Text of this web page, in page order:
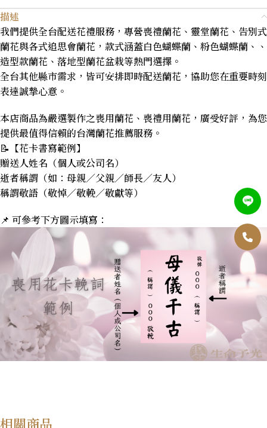
描述
我們提供全台配送花禮服務，專營喪禮蘭花、靈堂蘭花、告別式
蘭花與各式追思會蘭花，款式涵蓋白色蝴蝶蘭、粉色蝴蝶蘭、、
造型款蘭花、落地型蘭花盆栽等熱門選擇。
全台其他縣市需求，皆可安排即時配送蘭花，協助您在重要時刻
表達誠摯心意。
本店商品為嚴選製作之喪用蘭花、喪禮用蘭花，廣受好評，為您
提供最值得信賴的台灣蘭花推薦服務。
📝【花卡書寫範例】
贈送人姓名（個人或公司名）
逝者稱謂（如：母親／父親／師長／友人）
稱謂敬語（敬悼／敬輓／敬獻等）
📌 可參考下方圖示填寫：
相關商品